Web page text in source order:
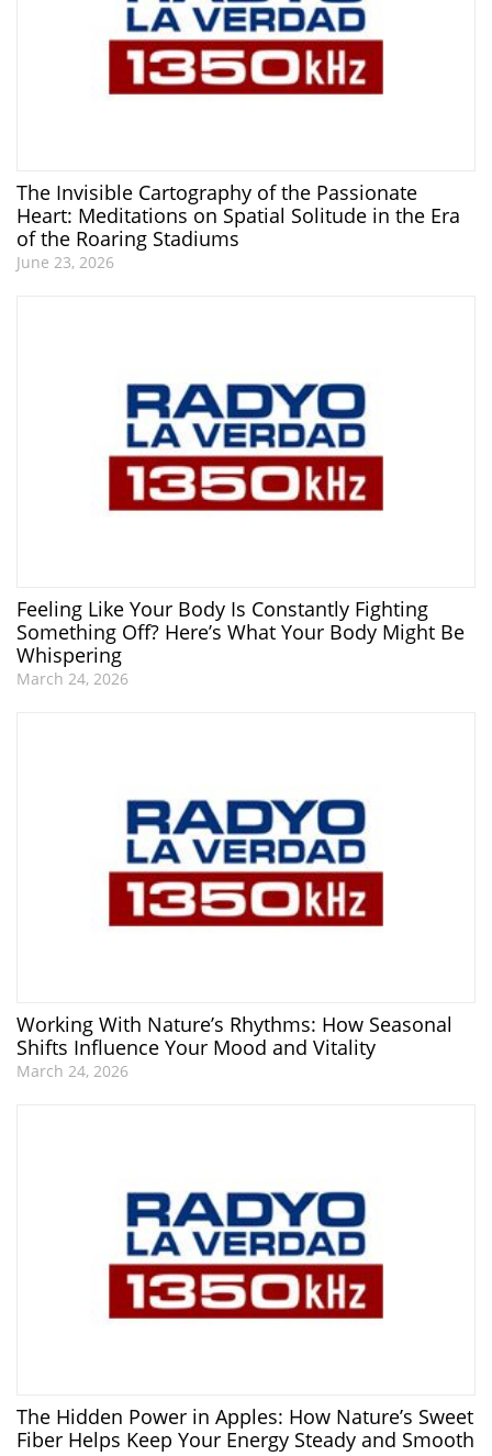
The Invisible Cartography of the Passionate
Heart: Meditations on Spatial Solitude in the Era
of the Roaring Stadiums
June 23, 2026
Feeling Like Your Body Is Constantly Fighting
Something Off? Here’s What Your Body Might Be
Whispering
March 24, 2026
Working With Nature’s Rhythms: How Seasonal
Shifts Influence Your Mood and Vitality
March 24, 2026
The Hidden Power in Apples: How Nature’s Sweet
Fiber Helps Keep Your Energy Steady and Smooth